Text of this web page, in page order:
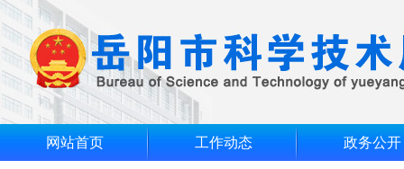
网站首页 工作动态 政务公开